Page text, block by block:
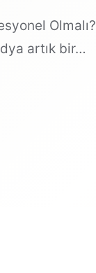
artık bir…